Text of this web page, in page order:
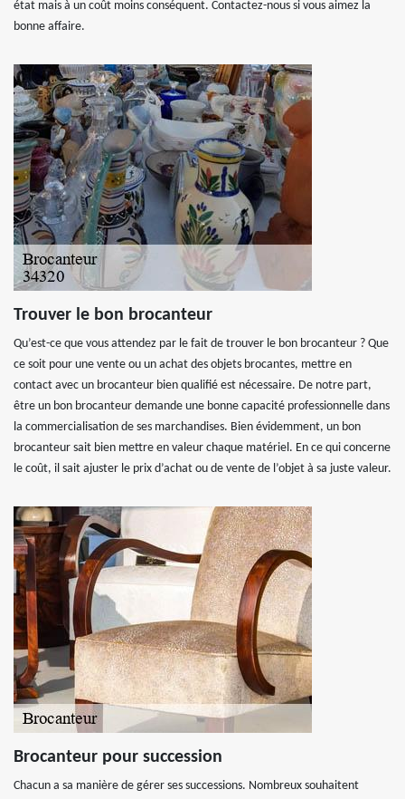
état mais à un coût moins conséquent. Contactez-nous si vous aimez la
bonne affaire.
Trouver le bon brocanteur
Qu’est-ce que vous attendez par le fait de trouver le bon brocanteur ? Que
ce soit pour une vente ou un achat des objets brocantes, mettre en
contact avec un brocanteur bien qualifié est nécessaire. De notre part,
être un bon brocanteur demande une bonne capacité professionnelle dans
la commercialisation de ses marchandises. Bien évidemment, un bon
brocanteur sait bien mettre en valeur chaque matériel. En ce qui concerne
le coût, il sait ajuster le prix d’achat ou de vente de l’objet à sa juste valeur.
Brocanteur pour succession
Chacun a sa manière de gérer ses successions. Nombreux souhaitent